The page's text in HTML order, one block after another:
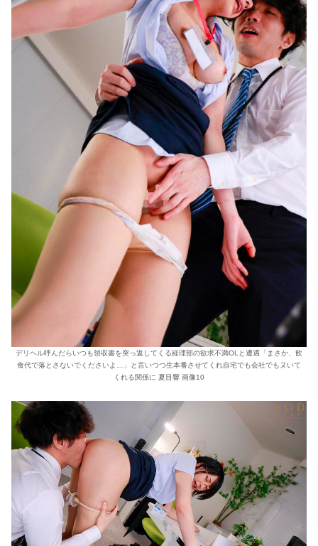
デリヘル呼んだらいつも領収書を突っ返してくる経理部の欲求不満OLと遭遇「まさか、飲
食代で落とさないでくださいよ…」と言いつつ生本番させてくれ自宅でも会社でもヌいて
くれる関係に 夏目響 画像10